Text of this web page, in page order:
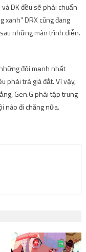
DK đều sẽ phải chuẩn
xanh” DRX cũng đang
những màn trình diễn.
đội mạnh nhất
phải trả giá đắt. Vì vậy,
Gen.G phải tập trung
nào đi chăng nữa.